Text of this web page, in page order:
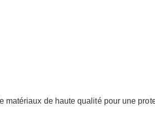
matériaux de haute qualité pour une